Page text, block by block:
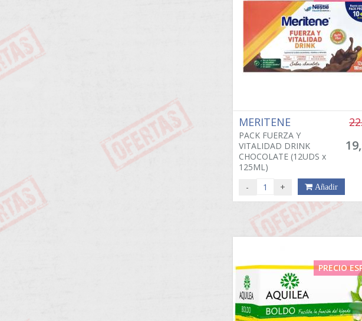
MERITENE
PACK FUERZA Y
VITALIDAD DRINK
CHOCOLATE (12UDS x
125ML)
- + Añadir
PRECIO